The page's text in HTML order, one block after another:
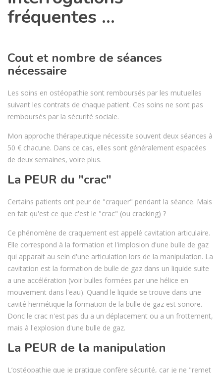
fréquentes …
Cout et nombre de séances
nécessaire
Les soins en ostéopathie sont remboursés par les mutuelles
suivant les contrats de chaque patient. Ces soins ne sont pas
remboursés par la sécurité sociale.
Mon approche thérapeutique nécessite souvent deux séances à
50 € chacune. Dans ce cas, elles sont généralement espacées
de deux semaines, voire plus.
La PEUR du "crac"
Certains patients ont peur de "craquer" pendant la séance. Mais
en fait qu'est ce que c'est le "crac" (ou cracking) ?
Ce phénomène de craquement est appelé cavitation articulaire.
Elle correspond à la formation et l'implosion d'une bulle de gaz
qui apparait au sein d'une articulation lors de la manipulation. La
cavitation est la formation de bulle de gaz dans un liquide suite
a une accélération (voir bulles formées par une hélice en
mouvement dans l'eau). Quand le liquide se trouve dans une
cavité hermétique la formation de la bulle de gaz est sonore.
Donc le crac n'est pas du a un déplacement ou a un frottement,
mais à l'explosion d'une bulle de gaz.
La PEUR de la manipulation
L’ostéopathie que je pratique confère sécurité, car je ne "remet